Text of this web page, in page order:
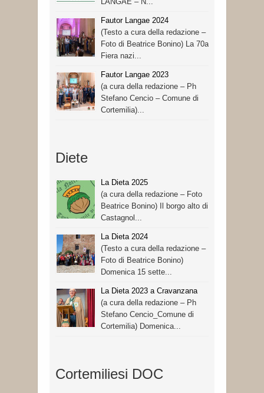
Fautor Langae 2024
(Testo a cura della redazione –
Foto di Beatrice Bonino) La 70a
Fiera nazi...
Fautor Langae 2023
(a cura della redazione – Ph
Stefano Cencio – Comune di
Cortemilia)...
Diete
La Dieta 2025
(a cura della redazione – Foto
Beatrice Bonino) Il borgo alto di
Castagnol...
La Dieta 2024
(Testo a cura della redazione –
Foto di Beatrice Bonino)
Domenica 15 sette...
La Dieta 2023 a Cravanzana
(a cura della redazione – Ph
Stefano Cencio_Comune di
Cortemilia) Domenica...
Cortemiliesi DOC